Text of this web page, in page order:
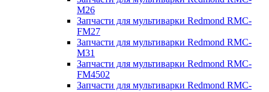
M26
Запчасти для мультиварки Redmond RMC-
FM27
Запчасти для мультиварки Redmond RMC-
M31
Запчасти для мультиварки Redmond RMC-
FM4502
Запчасти для мультиварки Redmond RMC-